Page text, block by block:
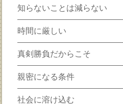
知らないことは減らない
時間に厳しい
真剣勝負だからこそ
親密になる条件
社会に溶け込む